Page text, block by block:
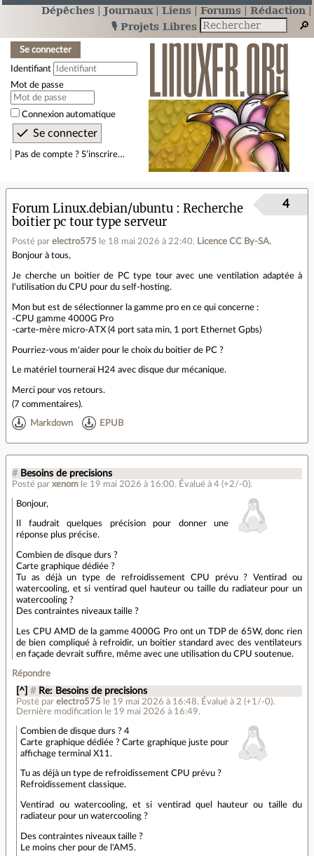
Dépêches Journaux Liens Forums
Rédaction
🎙️ Projets Libres
Se connecter
Identifiant
Mot de passe
Connexion automatique
Pas de compte ? S’inscrire…
Forum Linux.debian/ubuntu
Recherche
boitier pc tour type serveur
Posté par electro575 le 18 mai 2026 à 22:40. Licence CC By‑SA.
4
Bonjour à tous,
Je cherche un boitier de PC type tour avec une ventilation adaptée à
l'utilisation du CPU pour du self-hosting.
Mon but est de sélectionner la gamme pro en ce qui concerne :
-CPU gamme 4000G Pro
-carte-mère micro-ATX (4 port sata min, 1 port Ethernet Gpbs)
Pourriez-vous m'aider pour le choix du boitier de PC ?
Le matériel tournerai H24 avec disque dur mécanique.
Merci pour vos retours.
(7 commentaires).
Markdown EPUB
# Besoins de precisions
Posté par xenom le 19 mai 2026 à 16:00. Évalué à 4 (+2/-0).
Bonjour,
Il faudrait quelques précision pour donner une
réponse plus précise.
Combien de disque durs ?
Carte graphique dédiée ?
Tu as déjà un type de refroidissement CPU prévu ? Ventirad ou
watercooling, et si ventirad quel hauteur ou taille du radiateur pour un
watercooling ?
Des contraintes niveaux taille ?
Les CPU AMD de la gamme 4000G Pro ont un TDP de 65W, donc rien
de bien compliqué à refroidir, un boitier standard avec des ventilateurs
en façade devrait suffire, même avec une utilisation du CPU soutenue.
Répondre
[^] # Re: Besoins de precisions
Posté parelectro575 le 19 mai 2026 à 16:48. Évalué à 2 (+1/-0).
Dernière modification le 19 mai 2026 à 16:49.
Combien de disque durs ? 4
Carte graphique dédiée ? Carte graphique juste pour
affichage terminal X11.
Tu as déjà un type de refroidissement CPU prévu ?
Refroidissement classique.
Ventirad ou watercooling, et si ventirad quel hauteur ou taille du
radiateur pour un watercooling ?
Des contraintes niveaux taille ?
Le moins cher pour de l'AM5.